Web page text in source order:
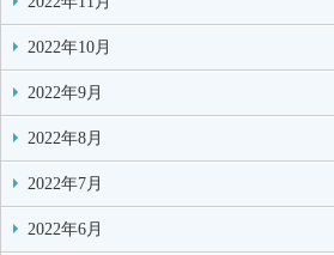
2022年10月
2022年9月
2022年8月
2022年7月
2022年6月